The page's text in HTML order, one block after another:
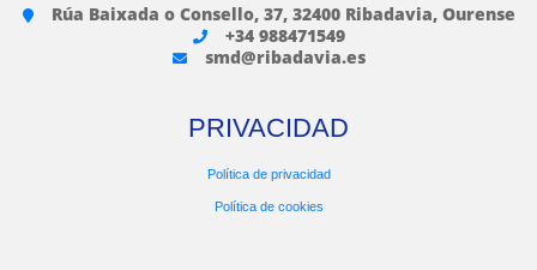
Rúa Baixada o Consello, 37, 32400 Ribadavia, Ourense
+34 988471549
smd@ribadavia.es
PRIVACIDAD
Política de privacidad
Política de cookies